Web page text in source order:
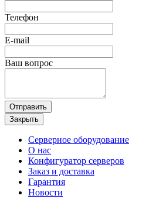
Телефон
E-mail
Ваш вопрос
Отправить
Закрыть
Серверное оборудование
О нас
Конфигуратор серверов
Заказ и доставка
Гарантия
Новости